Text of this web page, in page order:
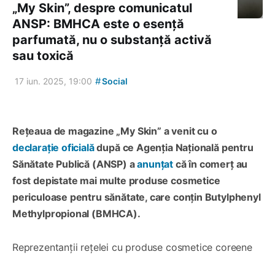
„My Skin”, despre comunicatul
ANSP: BMHCA este o esență
parfumată, nu o substanță activă
sau toxică
17 iun. 2025, 19:00 #Social
Rețeaua de magazine „My Skin” a venit cu o
declarație oficialădupă ce Agenția Națională pentru
Sănătate Publică (ANSP) aanunțat că în comerț au
fost depistate mai multe produse cosmetice
periculoase pentru sănătate, care conțin Butylphenyl
Methylpropional (BMHCA).
Reprezentanții rețelei cu produse cosmetice coreene